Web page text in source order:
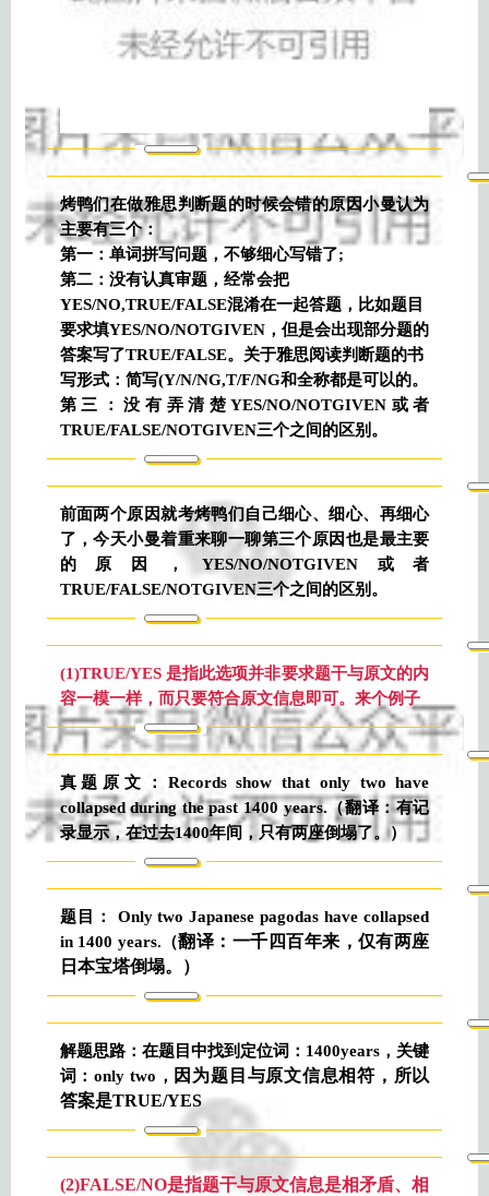
烤鸭们在做雅思判断题的时候会错的原因小曼认为
主要有三个：
第一：单词拼写问题，不够细心写错了;
第二：没有认真审题，经常会把
YES/NO,TRUE/FALSE混淆在一起答题，比如题目
要求填YES/NO/NOTGIVEN，但是会出现部分题的
答案写了TRUE/FALSE。关于雅思阅读判断题的书
写形式：简写(Y/N/NG,T/F/NG和全称都是可以的。
第三：没有弄清楚YES/NO/NOTGIVEN或者
TRUE/FALSE/NOTGIVEN三个之间的区别。
前面两个原因就考烤鸭们自己细心、细心、再细心
了，今天小曼着重来聊一聊第三个原因也是最主要
的原因，YES/NO/NOTGIVEN或者
TRUE/FALSE/NOTGIVEN三个之间的区别。
(1)TRUE/YES 是指此选项并非要求题干与原文的内
容一模一样，而只要符合原文信息即可。来个例子
真题原文：Records show that only two have
collapsed during the past 1400 years.（翻译：有记
录显示，在过去1400年间，只有两座倒塌了。）
题目： Only two Japanese pagodas have collapsed
in 1400 years.（翻译：一千四百年来，仅有两座
日本宝塔倒塌。）
解题思路：在题目中找到定位词：1400years，关键
词：only two， 因为题目与原文信息相符，所以
答案是TRUE/YES
(2)FALSE/NO是指题干与原文信息是相矛盾、相